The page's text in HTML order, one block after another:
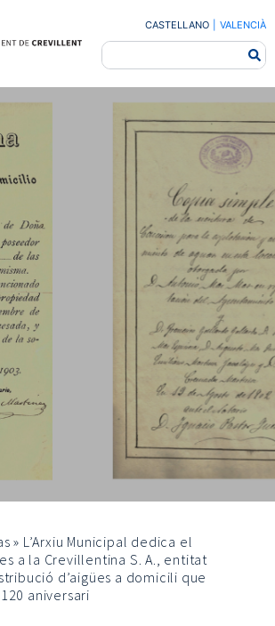
CASTELLANO VALENCIÀ
» L’Arxiu Municipal dedica el
a la Crevillentina S. A., entitat
d’aigües a domicili que
aniversari